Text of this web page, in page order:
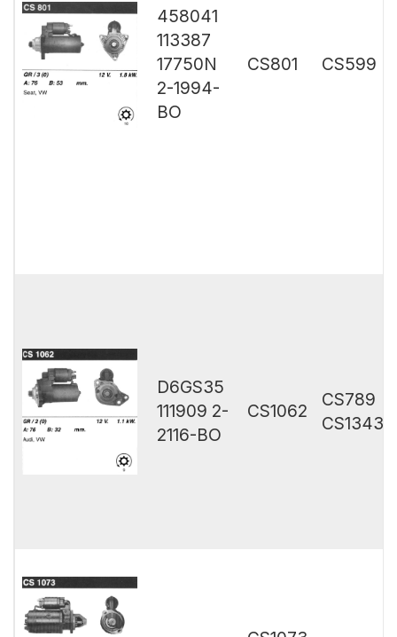
458041
113387
17750N
2-1994-
BO
CS801 CS599
D6GS35
111909 2-
2116-BO
CS1062
CS789
CS1343